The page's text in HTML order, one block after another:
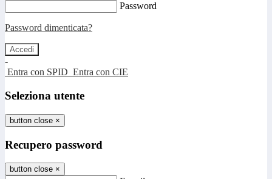
Password
Password dimenticata?
-
Entra con SPID Entra con CIE
Seleziona utente
button close ×
Recupero password
button close ×